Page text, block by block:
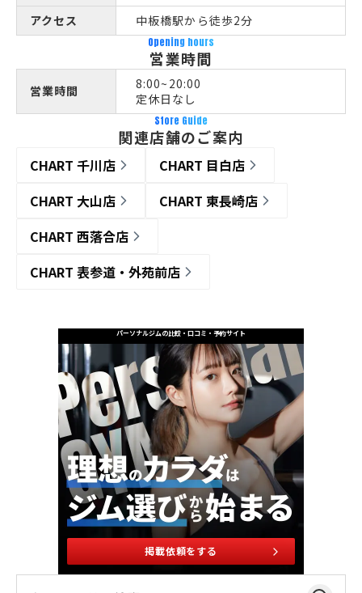
アクセス
中板橋駅から徒歩2分
Opening hours
営業時間
営業時間
8:00~20:00
定休日なし
Store Guide
関連店舗のご案内
CHART 千川店
CHART 目白店
CHART 大山店
CHART 東長崎店
CHART 西落合店
CHART 表参道・外苑前店
パーソナルジムの比較・口コミ・予約サイト
掲載依頼をする